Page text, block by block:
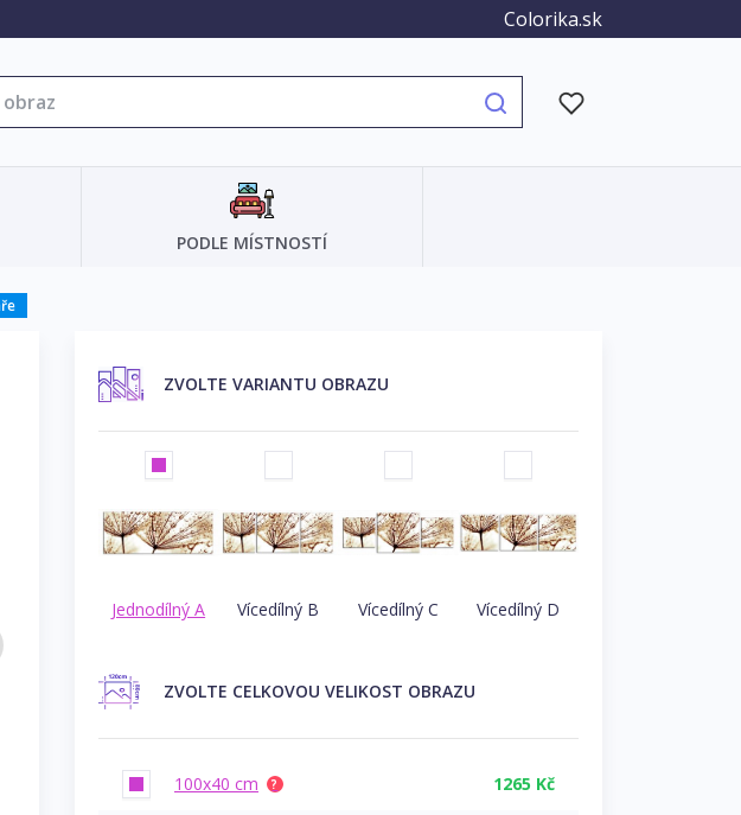
Colorika.sk
PODLE MÍSTNOSTÍ
ZVOLTE VARIANTU OBRAZU
Jednodílný A Vícedílný B Vícedílný C Vícedílný D
ZVOLTE CELKOVOU VELIKOST OBRAZU
100x40 cm ? 1265 Kč